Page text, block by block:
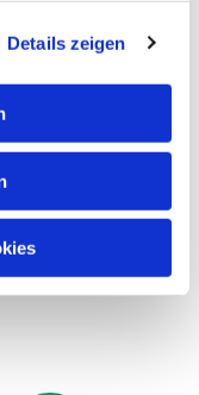
Details zeigen